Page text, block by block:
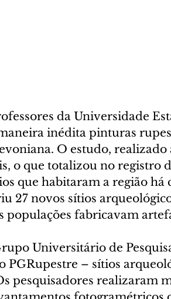
da Universidade
inédita pinturas
O estudo, realizado
o que totalizou no registro
que habitaram a região há
27 novos sítios
populações fabricavam
Universitário de
PGRupestre – sítios
pesquisadores realizaram